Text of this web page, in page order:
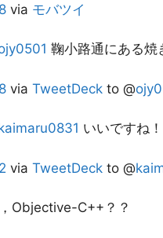
via モバツイ
鞠小路通にある焼
via TweetDeck to @
いいですね
via TweetDeck to @
Objective-C++？？